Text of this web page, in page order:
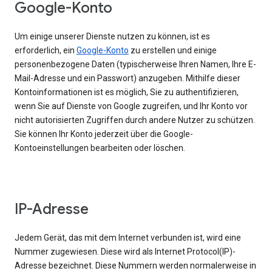
Google-Konto
Um einige unserer Dienste nutzen zu können, ist es
erforderlich, ein Google-Konto zu erstellen und einige
personenbezogene Daten (typischerweise Ihren Namen, Ihre E-
Mail-Adresse und ein Passwort) anzugeben. Mithilfe dieser
Kontoinformationen ist es möglich, Sie zu authentifizieren,
wenn Sie auf Dienste von Google zugreifen, und Ihr Konto vor
nicht autorisierten Zugriffen durch andere Nutzer zu schützen.
Sie können Ihr Konto jederzeit über die Google-
Kontoeinstellungen bearbeiten oder löschen.
IP-Adresse
Jedem Gerät, das mit dem Internet verbunden ist, wird eine
Nummer zugewiesen. Diese wird als Internet Protocol(IP)-
Adresse bezeichnet. Diese Nummern werden normalerweise in